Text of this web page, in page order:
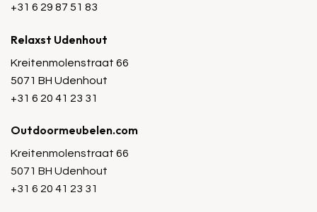
+31 6 29 87 51 83
Relaxst Udenhout
Kreitenmolenstraat 66
5071 BH Udenhout
+31 6 20 41 23 31
Outdoormeubelen.com
Kreitenmolenstraat 66
5071 BH Udenhout
+31 6 20 41 23 31